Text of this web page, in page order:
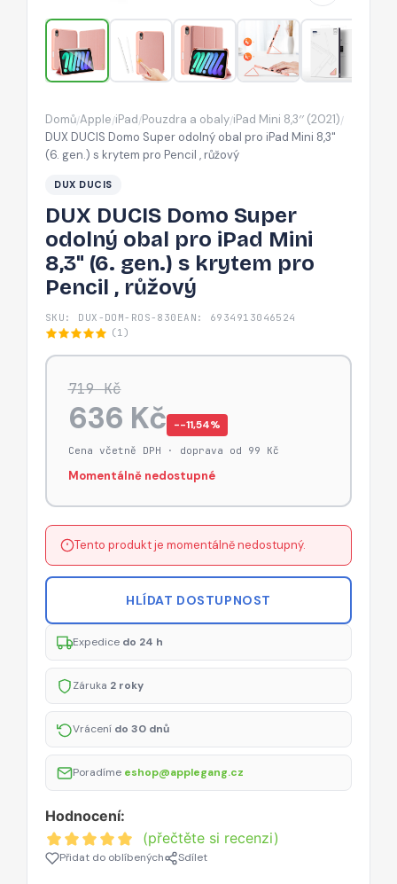
pro
Mini
8,3"
gen.)
s
Pencil
,
růžový
Domů/Apple/iPad/Pouzdra a obaly/iPad Mini 8,3′′ (2021)/
DUX DUCIS Domo Super odolný obal pro iPad Mini 8,3"
(6. gen.) s krytem pro Pencil , růžový
DUX DUCIS
DUX DUCIS Domo Super
odolný obal pro iPad Mini
8,3" (6. gen.) s krytem pro
Pencil , růžový
SKU: DUX-DOM-ROS-830 EAN: 6934913046524
(1)
719 Kč
636 Kč −-11,54%
Cena včetně DPH · doprava od 99 Kč
Momentálně nedostupné
Tento produkt je momentálně nedostupný.
HLÍDAT DOSTUPNOST
Expedice do 24 h
Záruka 2 roky
Vrácení do 30 dnů
Poradíme eshop@applegang.cz
Hodnocení:
(přečtěte si recenzi)
Přidat do oblíbených Sdílet